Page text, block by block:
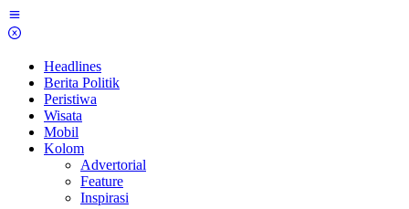
Skip
to
Headlines
Berita Politik
Peristiwa
Wisata
Mobil
Kolom
Advertorial
Feature
Inspirasi